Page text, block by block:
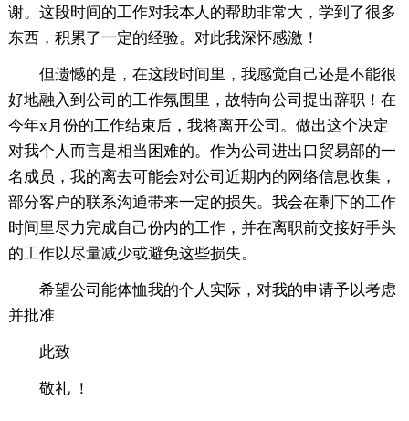
谢。这段时间的工作对我本人的帮助非常大，学到了很多
东西，积累了一定的经验。对此我深怀感激！
但遗憾的是，在这段时间里，我感觉自己还是不能很
好地融入到公司的工作氛围里，故特向公司提出辞职！在
今年x月份的工作结束后，我将离开公司。做出这个决定
对我个人而言是相当困难的。作为公司进出口贸易部的一
名成员，我的离去可能会对公司近期内的网络信息收集，
部分客户的联系沟通带来一定的损失。我会在剩下的工作
时间里尽力完成自己份内的工作，并在离职前交接好手头
的工作以尽量减少或避免这些损失。
希望公司能体恤我的个人实际，对我的申请予以考虑
并批准
此致
敬礼 ！